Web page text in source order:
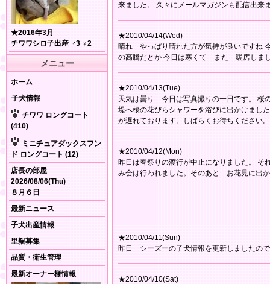
★2016年3月
チワワシロ子出産 ♂3 ♀2
メニュー
ホーム
子犬情報
チワワ ロングコート
(410)
ミニチュアダックスフン
ド ロングコート (12)
店長の部屋
2026/08/06(Thu)
８月６日
最新ニュース
子犬出産情報
里親募集
品質・衛生管理
最新オーナー様情報
来ました。 久々にメールマガジンも配信出来
★2010/04/14(Wed)
晴れ やっぱり晴れた方が気持が良いですね
の高騰だとか 今日は寒くて また 暖房しま
★2010/04/13(Tue)
天気は曇り 今日は写真撮りの一日です。 桜
堤へ桜の花びらシャワーを浴びに出かけまし
が遅れております。しばらくお待ちください。
★2010/04/12(Mon)
昨日は春祭りの渡行が中止になりました。
み会は行われました。そのあと お花見に出
★2010/04/11(Sun)
昨日 シーズーの子犬情報を更新しましたの
★2010/04/10(Sat)